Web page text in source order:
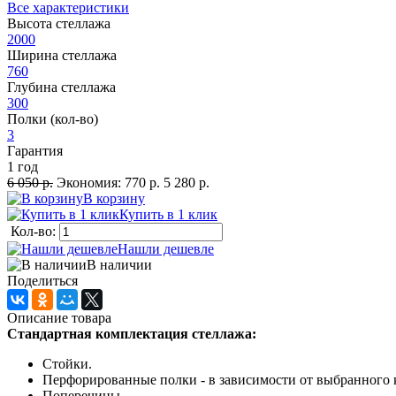
Все характеристики
Высота стеллажа
2000
Ширина стеллажа
760
Глубина стеллажа
300
Полки (кол-во)
3
Гарантия
1 год
6 050 р. Экономия: 770 р. 5 280 р.
В корзину
Купить в 1 клик
Кол-во:
Нашли дешевле
В наличии
Поделиться
Описание товара
Стандартная комплектация стеллажа:
Стойки.
Перфорированные полки - в зависимости от выбранного